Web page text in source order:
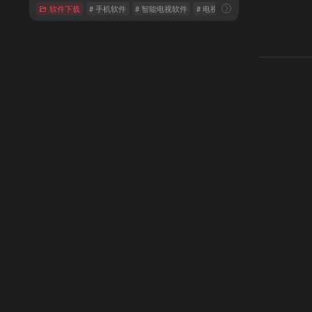
软件下载 # 手机软件 # 智能电视软件 # 电视直播